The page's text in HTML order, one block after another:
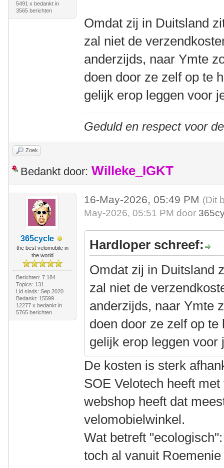
5491 x bedankt in
3565 berichten
Omdat zij in Duitsland
zal niet de
anderzijds, naar Ymte
doen door ze zelf op te
gelijk erop leggen voor
Geduld en respect voor
Zoek
Bedankt door: Willeke_IGKT
365cycle
the best velomobile in
the world
Berichten: 7.184
Topics: 131
Lid sinds: Sep 2020
Bedankt: 15599
12277 x bedankt in
5765 berichten
16-May-2026, 05:49 PM (Dit
May-2026, 05:51 PM door
Hardloper schreef:
Omdat zij in Duitsland
zal niet de
anderzijds, naar Ymte
doen door ze zelf op
gelijk erop leggen voor
De kosten is sterk
SOE Velotech heeft
webshop heeft dat
velomobielwinkel.
Wat betreft
toch al vanuit